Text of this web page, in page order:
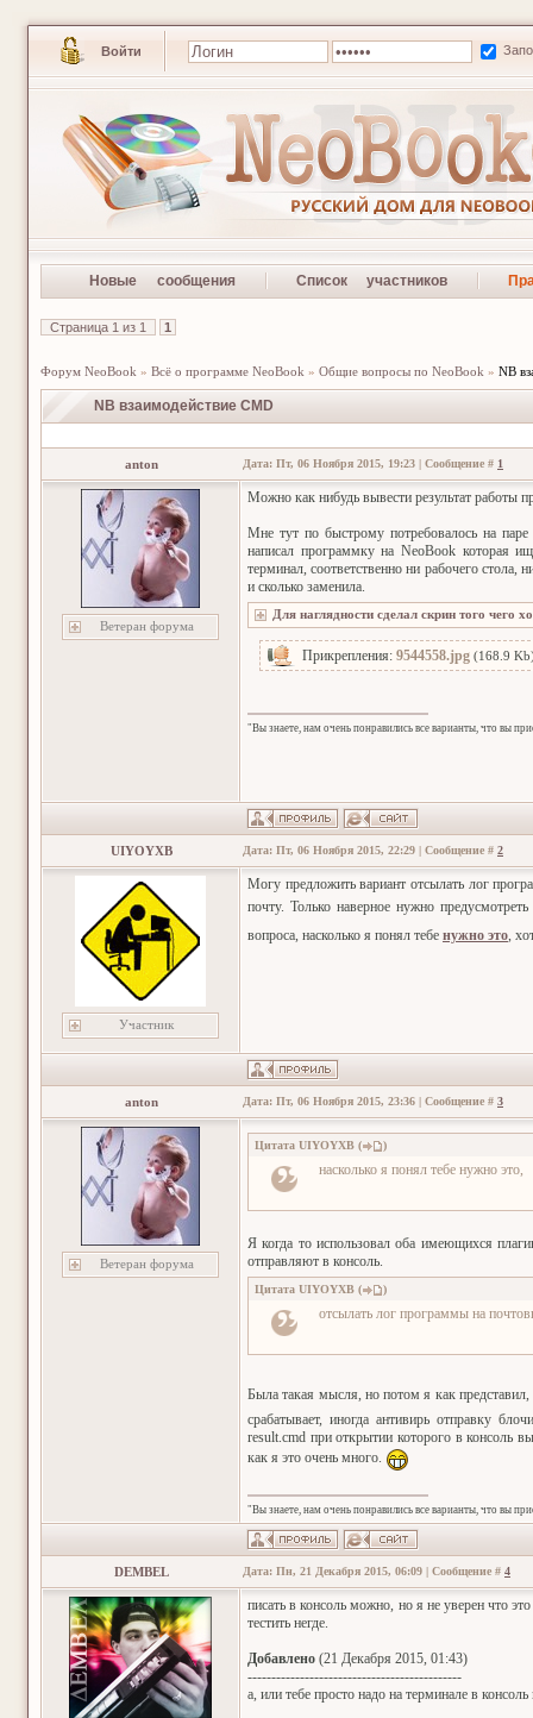
Войти
Новые сообщения Список участников
Страница 1 из 1 1
Форум NeoBook » Всё о программе NeoBook » Общие вопросы по NeoBook » NB
NB взаимодействие CMD
anton Дата: Пт, 06 Ноября 2015, 19:23 | Сообщение # 1
Ветеран форума
Можно как нибудь вывести результат работы
Мне тут по быстрому потребовалось на
написал программку на NeoBook которая
терминал, соответственно ни рабочего
и сколько заменила.
Прикрепления: 9544558.jpg (168.9
"Вы знаете, нам очень понравились все варианты, что вы
UIYOYXB Дата: Пт, 06 Ноября 2015, 22:29 | Сообщение # 2
Участник
Могу предложить вариант отсылать лог
почту. Только наверное нужно
вопроса, насколько я понял тебе нужно это ,
anton Дата: Пт, 06 Ноября 2015, 23:36 | Сообщение # 3
Ветеран форума
Цитата UIYOYXB ( )
насколько я понял тебе нужно это,
Я когда то использовал оба имеющихся
отправляют в консоль.
Цитата UIYOYXB ( )
отсылать лог программы на
Была такая мысля, но потом я как
срабатывает, иногда антивирь отправку
result.cmd при открытии которого в консоль
как я это очень много.
"Вы знаете, нам очень понравились все варианты, что вы
DEMBEL Дата: Пн, 21 Декабря 2015, 06:09 | Сообщение # 4
писать в консоль можно, но я не уверен что
тестить негде.
Добавлено (21 Декабря 2015, 01:43)
---------------------------------------------
а, или тебе просто надо на терминале в